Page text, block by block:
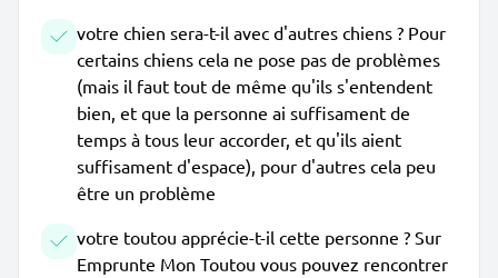
votre chien sera-t-il avec d'autres chiens ? Pour
certains chiens cela ne pose pas de problèmes
(mais il faut tout de même qu'ils s'entendent
bien, et que la personne ai suffisament de
temps à tous leur accorder, et qu'ils aient
suffisament d'espace), pour d'autres cela peu
être un problème
votre toutou apprécie-t-il cette personne ? Sur
Emprunte Mon Toutou vous pouvez rencontrer